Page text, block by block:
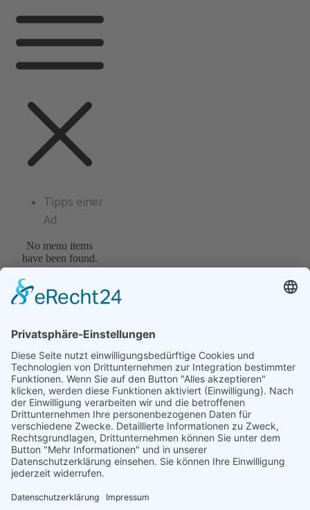
Tipps einer
Ad
No menu items
have been found.
Tipps einer AD für die
Gespräch
(DOWNLOAD) TIPPS EINER AD FÜR DIE
EINLADUNG IN DAS GESPRÄCH
Melde dich jetzt bei der Facebook Gruppe an.
Wir schalten dich so schnell wie möglich frei.
Bitte etwas Geduld!
(Klick)